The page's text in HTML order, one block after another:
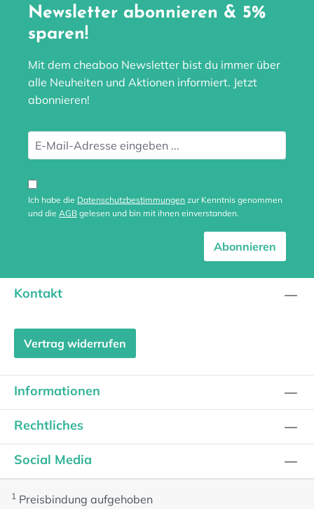
Newsletter abonnieren & 5%
sparen!
Mit dem cheaboo Newsletter bist du immer über
alle Neuheiten und Aktionen informiert. Jetzt
abonnieren!
Ich habe die Datenschutzbestimmungen zur Kenntnis genommen
und die AGB gelesen und bin mit ihnen einverstanden.
Abonnieren
Kontakt
Vertrag widerrufen
Informationen
Rechtliches
Social Media
1 Preisbindung aufgehoben